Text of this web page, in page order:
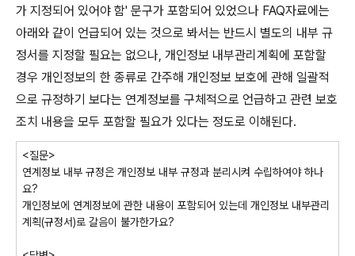
가 지정되어 있어야 함' 문구가 포함되어 있었으나 FAQ자료에는
아래와 같이 언급되어 있는 것으로 봐서는 반드시 별도의 내부 규
정서를 지정할 필요는 없으나, 개인정보 내부관리계획에 포함할
경우 개인정보의 한 종류로 간주해 개인정보 보호에 관해 일괄적
으로 규정하기 보다는 연계정보를 구체적으로 언급하고 관련 보호
조치 내용을 모두 포함할 필요가 있다는 정도로 이해된다.
<질문>
연계정보 내부 규정은 개인정보 내부 규정과 분리시켜 수립하여야 하나
요?
개인정보에 연계정보에 관한 내용이 포함되어 있는데 개인정보 내부관리
계획(규정서)로 갈음이 불가한가요?